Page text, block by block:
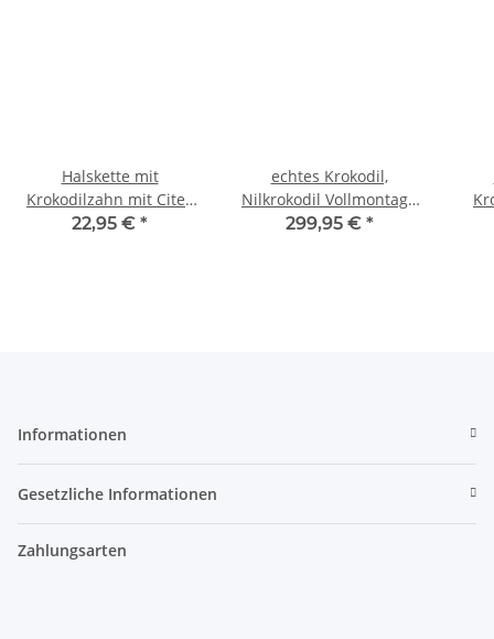
Halskette mit
Krokodilzahn mit Cites
Nr. 507
22,95 € *
echtes Krokodil,
Nilkrokodil Vollmontage
Nr. 1
299,95 € *
Informationen
Gesetzliche Informationen
Zahlungsarten